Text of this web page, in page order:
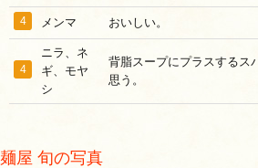
4 メンマ おいしい。
4
ニラ、ネ
ギ、モヤ
シ
背脂スープにプラスするス
思う。
麺屋 旬の写真